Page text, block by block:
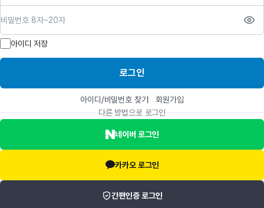
아이디 저장
로그인
아이디/비밀번호 찾기
회원가입
다른 방법으로 로그인
네이버 로그인
카카오 로그인
간편인증 로그인